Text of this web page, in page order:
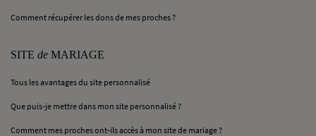
Comment récupérer les dons de mes proches ?
SITE de MARIAGE
Tous les avantages du site personnalisé
Que puis-je mettre dans mon site personnalisé ?
Comment mes proches ont-ils accès à mon site de mariage ?